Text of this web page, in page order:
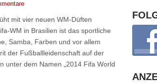
mit vier neuen WM-Düften
WM in Brasilien ist das sportliche
Samba, Farben und vor allem
der Fußballleidenschaft auf der
unter dem Namen „2014 Fifa World